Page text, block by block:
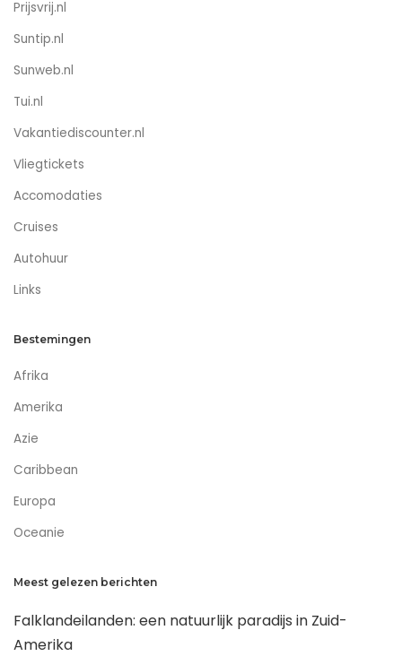
Prijsvrij.nl
Suntip.nl
Sunweb.nl
Tui.nl
Vakantiediscounter.nl
Vliegtickets
Accomodaties
Cruises
Autohuur
Links
Bestemingen
Afrika
Amerika
Azie
Caribbean
Europa
Oceanie
Meest gelezen berichten
Falklandeilanden: een natuurlijk paradijs in Zuid-
Amerika